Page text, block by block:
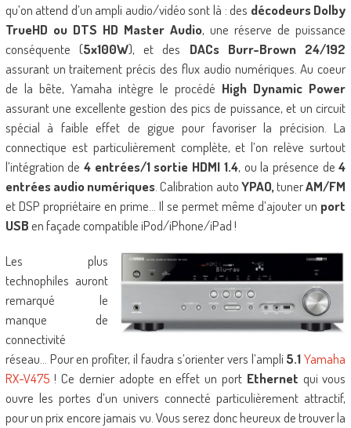
qu’on attend d’un ampli audio/vidéo sont là : des décodeurs Dolby
TrueHD ou DTS HD Master Audio, une réserve de puissance
conséquente (5x100W), et des DACs Burr-Brown 24/192
assurant un traitement précis des flux audio numériques. Au coeur
de la bête, Yamaha intègre le procédé High Dynamic Power
assurant une excellente gestion des pics de puissance, et un circuit
spécial à faible effet de gigue pour favoriser la précision. La
connectique est particulièrement complète, et l’on relève surtout
l’intégration de4 entrées/1 sortie HDMI 1.4, ou la présence de4
entrées audio numériques . Calibration autoYPAO,tunerAM/FM
et DSP propriétaire en prime… Il se permet même d’ajouter un port
USBen façade compatible iPod/iPhone/iPad !
Les plus
technophiles auront
remarqué le
manque de
connectivité
réseau… Pour en profiter, il faudra s’orienter vers l’ampli5.1 Yamaha
RX-V475 ! Ce dernier adopte en effet un port Ethernet qui vous
ouvre les portes d’un univers connecté particulièrement attractif,
pour un prix encore jamais vu. Vous serez donc heureux de trouver la